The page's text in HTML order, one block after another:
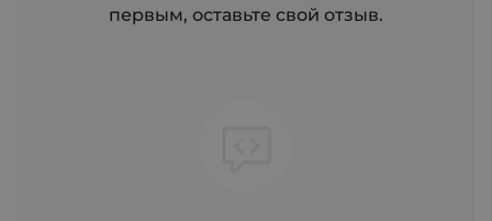
первым, оставьте свой отзыв.